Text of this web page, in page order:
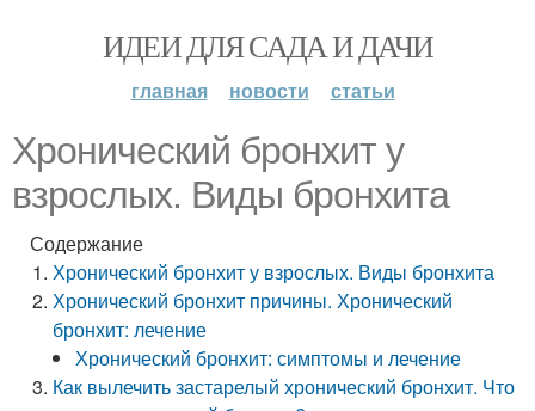
ИДЕИ ДЛЯ САДА И ДАЧИ
главная новости статьи
Хронический бронхит у
взрослых. Виды бронхита
Содержание
Хронический бронхит у взрослых. Виды бронхита
Хронический бронхит причины. Хронический
бронхит: лечение
Хронический бронхит: симптомы и лечение
Как вылечить застарелый хронический бронхит. Что